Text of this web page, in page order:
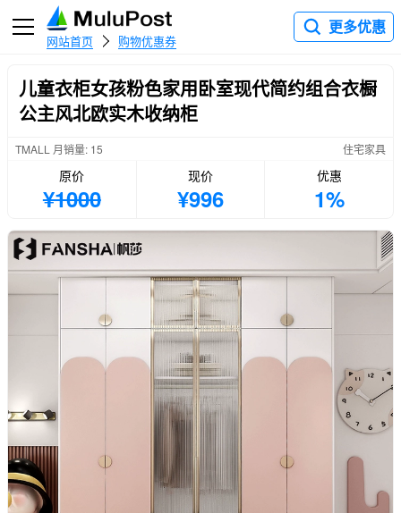
网站首页 购物优惠券
更多优惠
儿童衣柜女孩粉色家用卧室现代简约组合衣橱
公主风北欧实木收纳柜
TMALL 月销量: 15 住宅家具
原价
¥1000
现价
¥996
优惠
1%